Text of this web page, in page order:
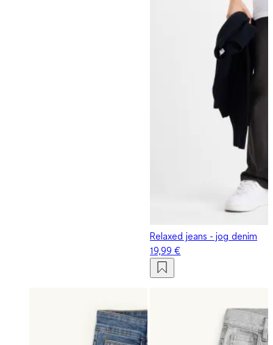
Relaxed jeans - jog denim
19,99 €